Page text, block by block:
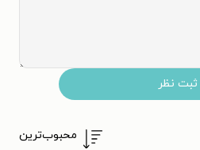
ثبت نظر
محبوب‌ترین